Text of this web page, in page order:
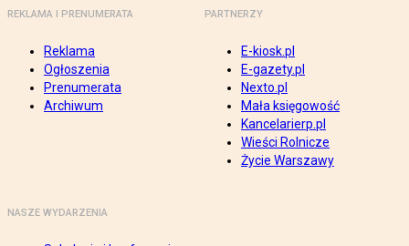
REKLAMA I PRENUMERATA
Reklama
Ogłoszenia
Prenumerata
Archiwum
PARTNERZY
E-kiosk.pl
E-gazety.pl
Nexto.pl
Mała księgowość
Kancelarierp.pl
Wieści Rolnicze
Życie Warszawy
NASZE WYDARZENIA